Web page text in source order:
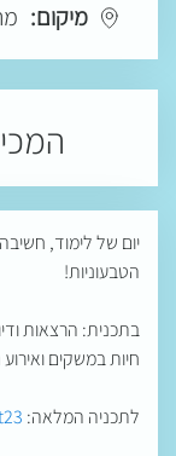
מיקום:
יום של לימוד,
הטבעוניות!
בתכנית: הרצאות
חיות במשקים
לתכניה המלאה: